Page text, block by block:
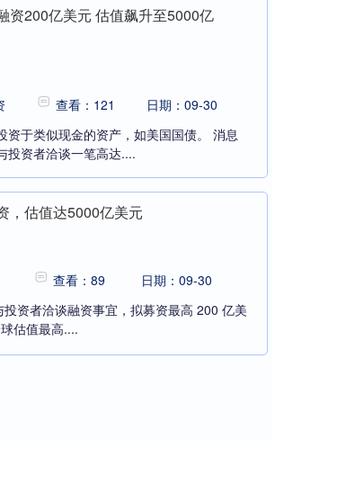
资200亿美元 估值飙升至5000亿
查看：121
日期：09-30
于类似现金的资产，如美国国债。 消息
投资者洽谈一笔高达....
，估值达5000亿美元
查看：89
日期：09-30
资者洽谈融资事宜，拟募资最高 200 亿美
估值最高....